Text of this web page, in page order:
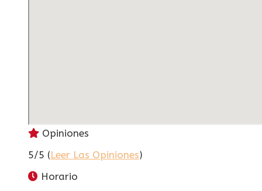
Opiniones
5/5 (Leer Las Opiniones)
Horario